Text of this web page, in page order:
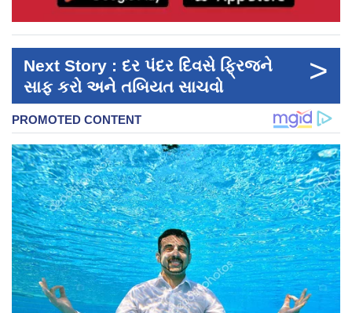
Next Story : દર પંદર દિવસે ફ્રિજને
સાફ કરો અને તબિયત સાચવો
>